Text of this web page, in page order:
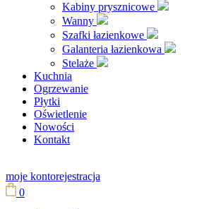
Kabiny prysznicowe
Wanny
Szafki łazienkowe
Galanteria łazienkowa
Stelaże
Kuchnia
Ogrzewanie
Płytki
Oświetlenie
Nowości
Kontakt
moje kontorejestracja
0